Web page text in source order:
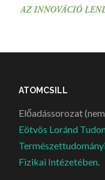
ATOMCSILL
Előadássorozat
Eötvös Loránd
Fizikai Intézetében.